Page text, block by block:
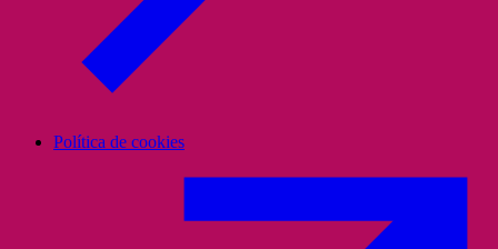
Política de cookies